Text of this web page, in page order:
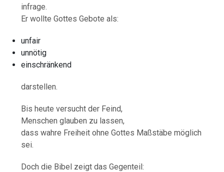
infrage.
Er wollte Gottes Gebote als:
unfair
unnötig
einschränkend
darstellen.
Bis heute versucht der Feind,
Menschen glauben zu lassen,
dass wahre Freiheit ohne Gottes Maßstäbe möglich
sei.
Doch die Bibel zeigt das Gegenteil: